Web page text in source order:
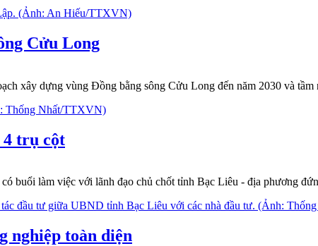
Cửu Long
xây dựng vùng Đồng bằng sông Cửu Long đến năm 2030 và tầm
trụ cột
buổi làm việc với lãnh đạo chủ chốt tỉnh Bạc Liêu - địa phương
nghiệp toàn diện